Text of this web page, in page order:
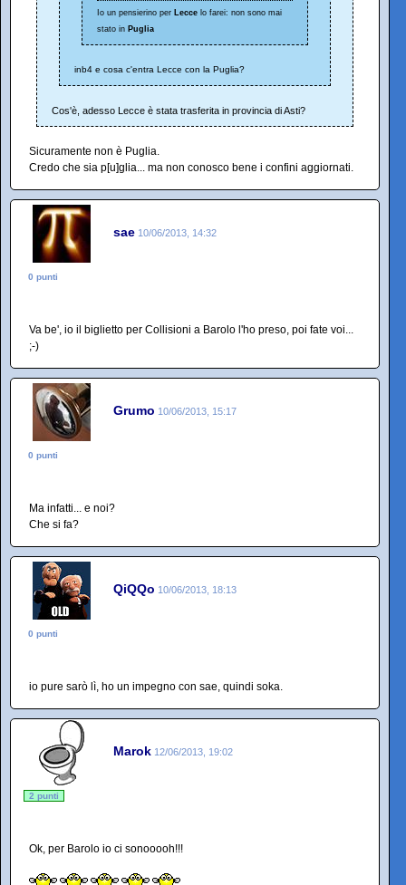
Io un pensierino per Lecce lo farei: non sono mai
stato in Puglia
inb4 e cosa c'entra Lecce con la Puglia?
Cos'è, adesso Lecce è stata trasferita in provincia di Asti?
Sicuramente non è Puglia.
Credo che sia p[u]glia... ma non conosco bene i confini aggiornati.
sae 10/06/2013, 14:32
0 punti
Va be', io il biglietto per Collisioni a Barolo l'ho preso, poi fate voi...
;-)
Grumo 10/06/2013, 15:17
0 punti
Ma infatti... e noi?
Che si fa?
QiQQo 10/06/2013, 18:13
0 punti
io pure sarò lì, ho un impegno con sae, quindi soka.
Marok 12/06/2013, 19:02
2 punti
Ok, per Barolo io ci sonooooh!!!